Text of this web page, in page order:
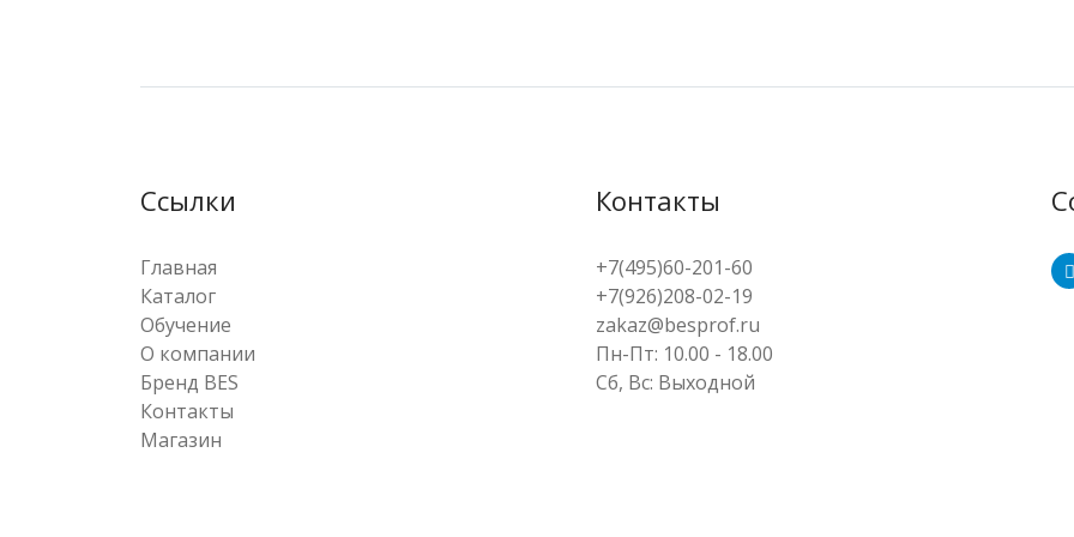
Ссылки
Главная
Каталог
Обучение
О компании
Бренд BES
Контакты
Магазин
Контакты
+7(495)60-201-60
+7(926)208-02-19
zakaz@besprof.ru
Пн-Пт: 10.00 - 18.00
Сб, Вс: Выходной